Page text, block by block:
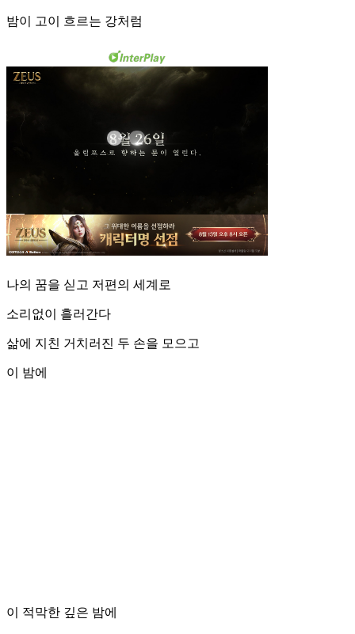
밤이 고이 흐르는 강처럼
나의 꿈을 싣고 저편의 세계로
소리없이 흘러간다
삶에 지친 거치러진 두 손을 모으고
이 밤에
이 적막한 깊은 밤에